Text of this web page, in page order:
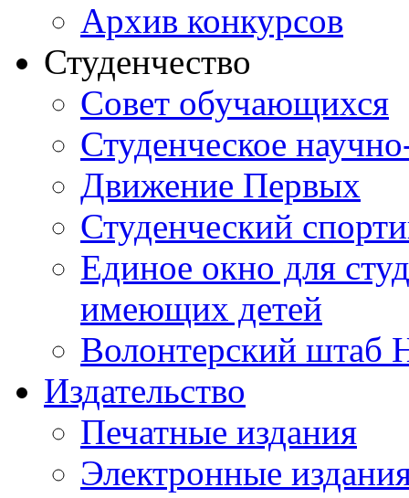
Архив конкурсов
Студенчество
Совет обучающихся
Студенческое
Движение Первых
Студенческий
Единое окно для
имеющих детей
Волонтерский штаб
Издательство
Печатные издания
Электронные